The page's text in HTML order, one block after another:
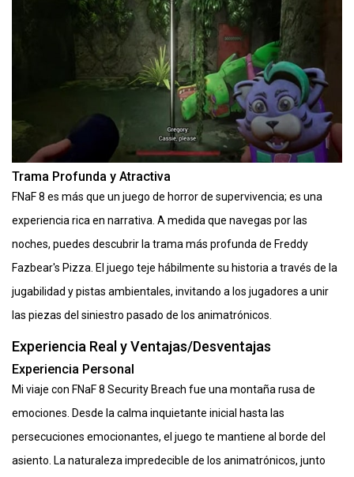
Trama Profunda y Atractiva
FNaF 8 es más que un juego de horror de supervivencia; es una
experiencia rica en narrativa. A medida que navegas por las
noches, puedes descubrir la trama más profunda de Freddy
Fazbear's Pizza. El juego teje hábilmente su historia a través de la
jugabilidad y pistas ambientales, invitando a los jugadores a unir
las piezas del siniestro pasado de los animatrónicos.
Experiencia Real y Ventajas/Desventajas
Experiencia Personal
Mi viaje con FNaF 8 Security Breach fue una montaña rusa de
emociones. Desde la calma inquietante inicial hasta las
persecuciones emocionantes, el juego te mantiene al borde del
asiento. La naturaleza impredecible de los animatrónicos, junto